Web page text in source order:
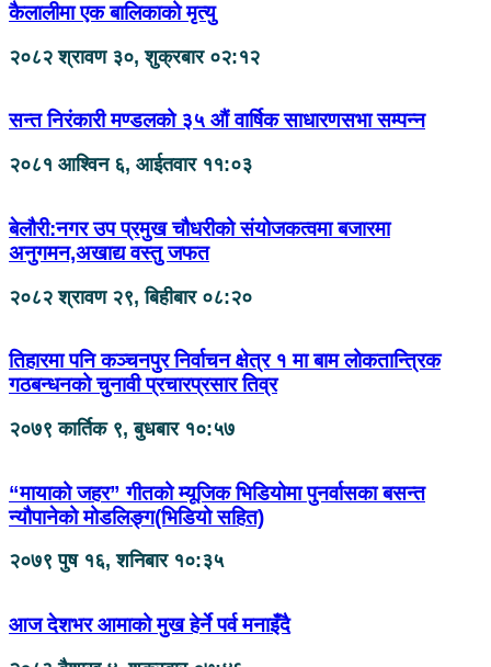
कैलालीमा एक बालिकाको मृत्यु
२०८२ श्रावण ३०, शुक्रबार ०२:१२
सन्त निरंकारी मण्डलको ३५ औं वार्षिक साधारणसभा सम्पन्न
२०८१ आश्विन ६, आईतवार ११:०३
बेलौरी:नगर उप प्रमुख चौधरीको संयोजकत्वमा बजारमा
अनुगमन,अखाद्य वस्तु जफत
२०८२ श्रावण २९, बिहीबार ०८:२०
तिहारमा पनि कञ्चनपुर निर्वाचन क्षेत्र १ मा बाम लोकतान्त्रिक
गठबन्धनको चुनावी प्रचारप्रसार तिव्र
२०७९ कार्तिक ९, बुधबार १०:५७
“मायाको जहर” गीतको म्यूजिक भिडियोमा पुनर्वासका बसन्त
न्यौपानेको मोडलिङ्ग(भिडियो सहित)
२०७९ पुष १६, शनिबार १०:३५
आज देशभर आमाको मुख हेर्ने पर्व मनाइँदै